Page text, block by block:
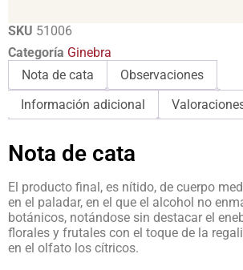
SKU 51006
Categoría Ginebra
Nota de cata
Observaciones
Información adicional
Nota de cata
El producto final, es nítido, de cuerpo
en el paladar, en el que el alcohol no
botánicos, notándose sin destacar el
florales y frutales con el toque de la
en el olfato los cítricos.